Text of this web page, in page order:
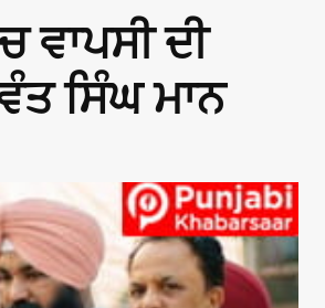
ਵਾਪਸੀ ਦੀ
ਸਿੰਘ ਮਾਨ